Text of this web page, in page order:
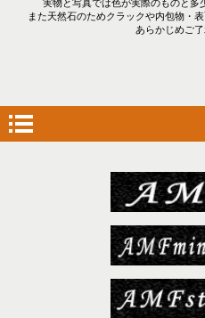
実物と写真では色が実際のものと多
また天然石のためクラックや内包物・
あらかじめご了